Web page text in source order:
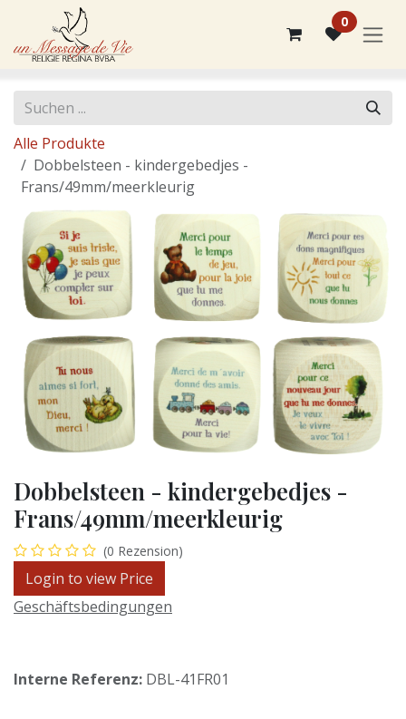
Zum Inhalt springen
0
Alle Produkte
Dobbelsteen - kindergebedjes -
Frans/49mm/meerkleurig
Dobbelsteen - kindergebedjes -
Frans/49mm/meerkleurig
(0 Rezension)
Login to view Price
Geschäftsbedingungen
Interne Referenz: DBL-41FR01